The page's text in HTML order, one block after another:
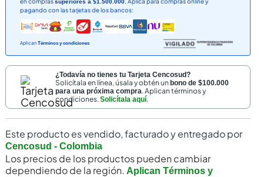
superiores a $1.500.000.
pagando con las tarjetas de los bancos:
Aplican Términos y condiciones
¿Todavía no tienes tu Tarjeta Cencosud?
Solicítala en línea, úsala y obtén unbono de $100.000
para una próxima compra. Aplican términos y
condiciones.Solicítala aquí.
Este producto es vendido, facturado y entregado por
Cencosud - Colombia
Los precios de los productos pueden cambiar
dependiendo de la región. Aplican Términos y